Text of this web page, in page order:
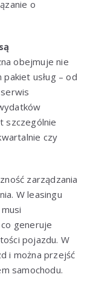
o
obejmuje nie
usług – od
szczególnie
czy
zarządzania
W leasingu
generuje
pojazdu. W
i można przejść
samochodu.